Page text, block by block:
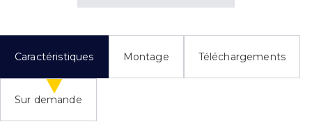
Caractéristiques Montage Téléchargements
Sur demande